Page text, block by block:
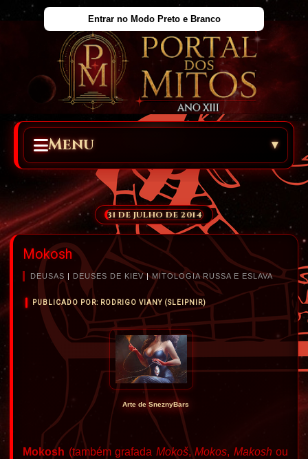
Entrar no Modo Preto e Branco
Menu ▾
31 DE JULHO DE 2014
Mokosh
DEUSAS | DEUSES DE KIEV |MITOLOGIA RUSSA E ESLAVA
PUBLICADO POR: RODRIGO VIANY (SLEIPNIR)
Arte de SneznyBars
Mokosh (também grafada Mokoš,Mokos, Makoshou